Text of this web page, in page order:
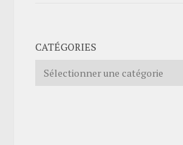
CATÉGORIES
Catégories